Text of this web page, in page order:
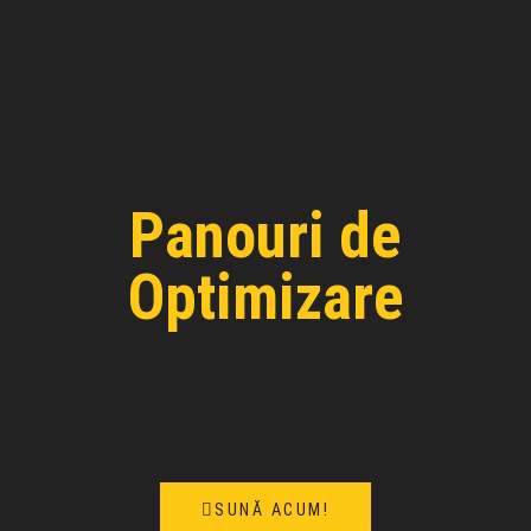
Panouri de
Optimizare
SUNĂ ACUM!